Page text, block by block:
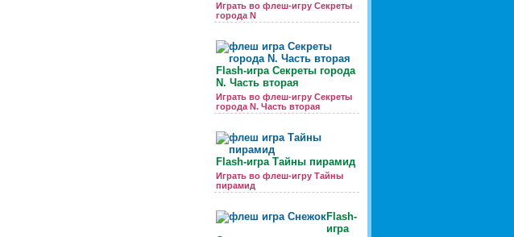
Играть во флеш-игру Секреты
города N
Flash-игра Секреты города
N. Часть вторая
Играть во флеш-игру Секреты
города N. Часть вторая
Flash-игра Тайны пирамид
Играть во флеш-игру Тайны
пирамид
Flash-
игра